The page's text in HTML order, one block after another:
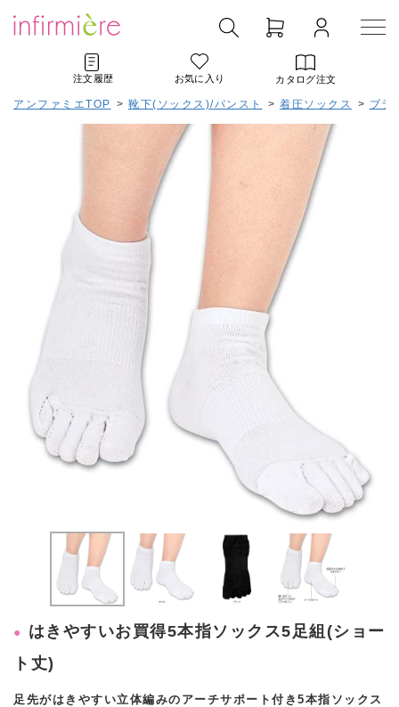
注文履歴 お気に入り カタログ注文
アンファミエTOP > 靴下(ソックス)/パンスト > 着圧ソックス > ブラ
はきやすいお買得5本指ソックス5足組(ショー
ト丈)
足先がはきやすい立体編みのアーチサポート付き5本指ソックス